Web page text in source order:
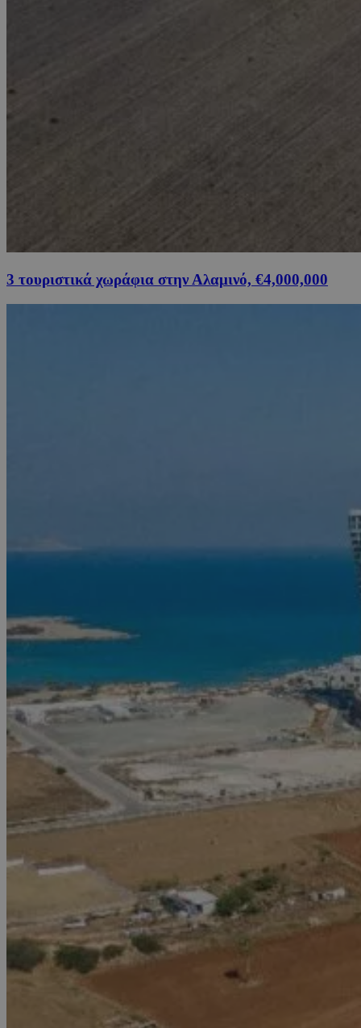
3 τουριστικά χωράφια στην Αλαμινό, €4,000,000